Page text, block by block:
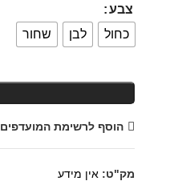
צבע
כחול
לבן שחור
הוסף לרשימת המועדפים
מק"ט: אין מידע